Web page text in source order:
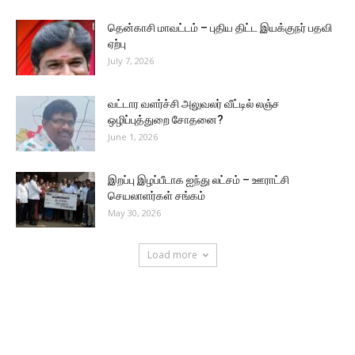
தென்காசி மாவட்டம் – புதிய திட்ட இயக்குநர் பதவி
ஏற்பு
July 7, 2026
வட்டார வளர்ச்சி அலுவலர் வீட்டில் லஞ்ச
ஒழிப்புத்துறை சோதனை?
June 1, 2026
இறப்பு இழப்பீடாக ஐந்து லட்சம் – ஊராட்சி
செயலாளர்கள் சங்கம்
May 30, 2026
Load more